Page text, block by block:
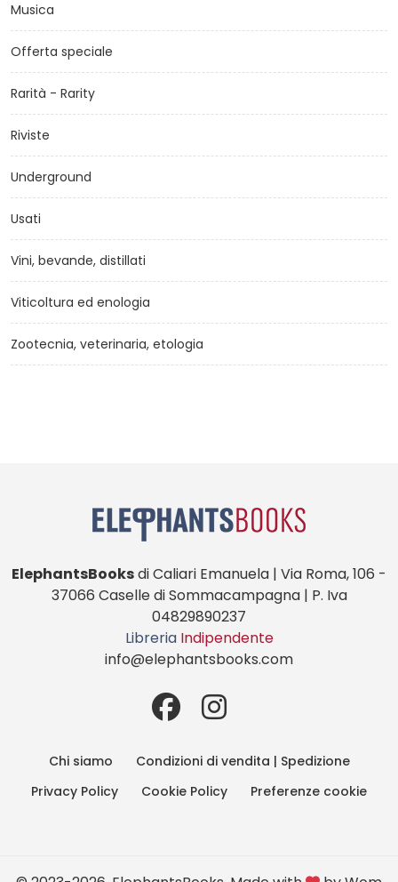
Musica
Offerta speciale
Rarità - Rarity
Riviste
Underground
Usati
Vini, bevande, distillati
Viticoltura ed enologia
Zootecnia, veterinaria, etologia
ElephantsBooksdi Caliari Emanuela | Via Roma, 106 -
37066 Caselle di Sommacampagna | P. Iva
04829890237
Libreria Indipendente
info@elephantsbooks.com
Chi siamo
Condizioni di vendita | Spedizione
Privacy Policy
Cookie Policy Preferenze cookie